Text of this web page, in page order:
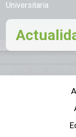
Universitaria